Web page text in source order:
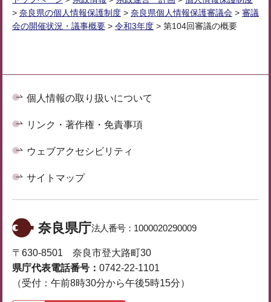
> 奈良県の個人情報保護制度 > 奈良県個人情報保護審議会 > 審議
会の開催状況・議事概要 > 令和3年度 > 第104回審議の概要
個人情報の取り扱いについて
リンク・著作権・免責事項
ウェブアクセシビリティ
サイトマップ
奈良県庁法人番号： 1000020290009
〒630-8501 奈良市登大路町30
県庁代表電話番号： 0742-22-1101
（受付：午前8時30分から午後5時15分）